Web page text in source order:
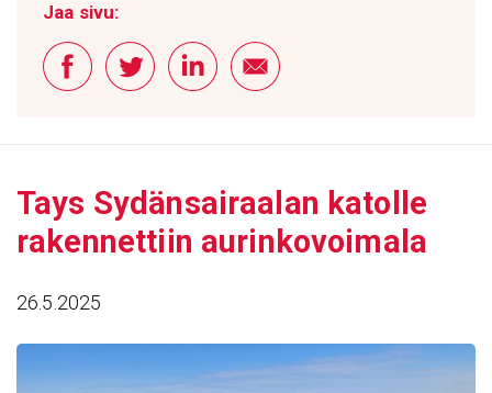
Jaa sivu:
Tays Sydän­sai­raalan katolle
raken­net­tiin aurin­ko­voi­mala
26.5.2025